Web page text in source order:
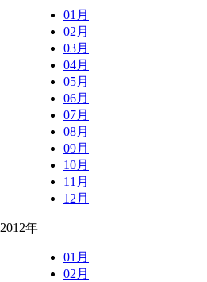
01月
02月
03月
04月
05月
06月
07月
08月
09月
10月
11月
12月
2012年
01月
02月